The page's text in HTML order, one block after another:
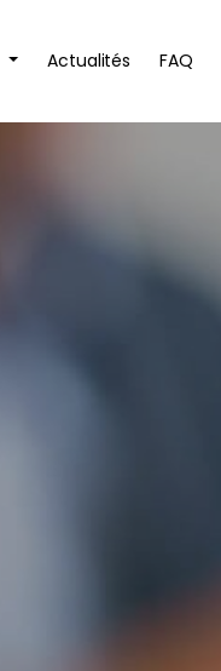
Actualités FAQ